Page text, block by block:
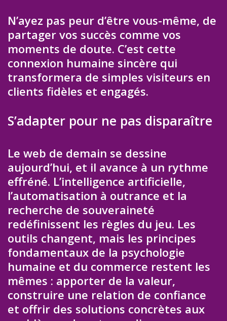
N’ayez pas peur d’être vous-même, de
partager vos succès comme vos
moments de doute. C’est cette
connexion humaine sincère qui
transformera de simples visiteurs en
clients fidèles et engagés.
S’adapter pour ne pas disparaître
Le web de demain se dessine
aujourd’hui, et il avance à un rythme
effréné. L’intelligence artificielle,
l’automatisation à outrance et la
recherche de souveraineté
redéfinissent les règles du jeu. Les
outils changent, mais les principes
fondamentaux de la psychologie
humaine et du commerce restent les
mêmes : apporter de la valeur,
construire une relation de confiance
et offrir des solutions concrètes aux